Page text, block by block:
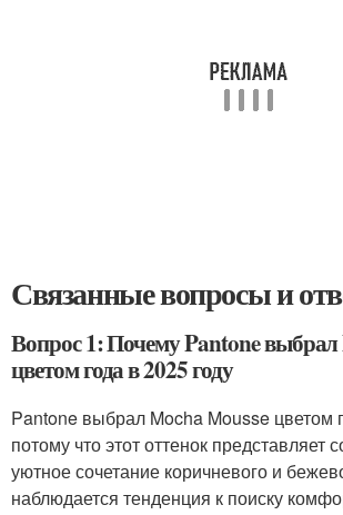
Связанные вопросы и
Вопрос 1: Почему Pantone
цветом года в 2025 году
Pantone выбрал Mocha Mousse цветом
потому что этот оттенок представляет
уютное сочетание коричневого и
наблюдается тенденция к поиску